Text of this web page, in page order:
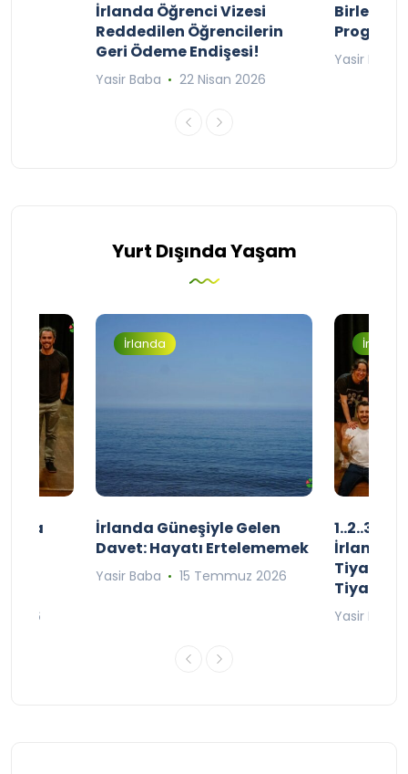
İrlanda Öğrenci Vizesi
Reddedilen Öğrencilerin
Geri Ödeme Endişesi!
Yasir Baba 22 Nisan 2026
Birleşik
Yasir Baba
Yurt Dışında Yaşam
2026
İrlanda
İrlanda Güneşiyle Gelen
Davet: Hayatı Ertelememek
Yasir Baba 15 Temmuz 2026
İrlanda
1..2..3..
Tiyatro
Yasir Baba